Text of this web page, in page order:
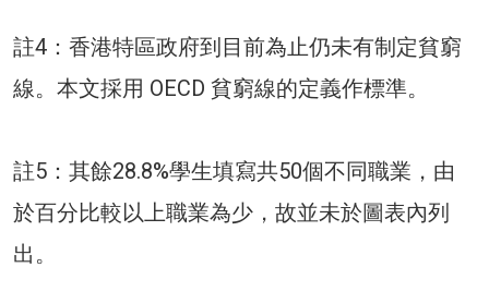
註4：香港特區政府到目前為止仍未有制定貧窮
線。本文採用 OECD 貧窮線的定義作標準。
註5：其餘28.8%學生填寫共50個不同職業，由
於百分比較以上職業為少，故並未於圖表內列
出。